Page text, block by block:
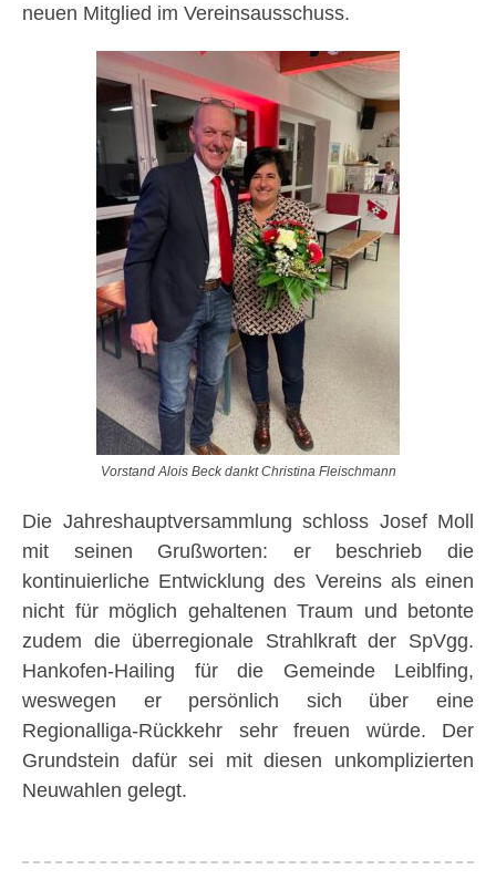
neuen Mitglied im Vereinsausschuss.
Vorstand Alois Beck dankt Christina Fleischmann
Die Jahreshauptversammlung schloss Josef Moll
mit seinen Grußworten: er beschrieb die
kontinuierliche Entwicklung des Vereins als einen
nicht für möglich gehaltenen Traum und betonte
zudem die überregionale Strahlkraft der SpVgg.
Hankofen-Hailing für die Gemeinde Leiblfing,
weswegen er persönlich sich über eine
Regionalliga-Rückkehr sehr freuen würde. Der
Grundstein dafür sei mit diesen unkomplizierten
Neuwahlen gelegt.